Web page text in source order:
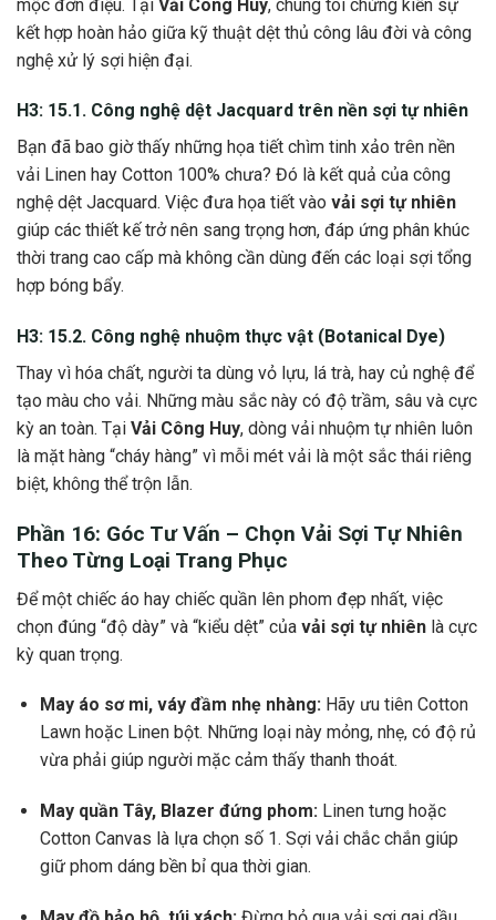
mộc đơn điệu. Tại Vải Công Huy, chúng tôi chứng kiến sự
kết hợp hoàn hảo giữa kỹ thuật dệt thủ công lâu đời và công
nghệ xử lý sợi hiện đại.
H3: 15.1. Công nghệ dệt Jacquard trên nền sợi tự nhiên
Bạn đã bao giờ thấy những họa tiết chìm tinh xảo trên nền
vải Linen hay Cotton 100% chưa? Đó là kết quả của công
nghệ dệt Jacquard. Việc đưa họa tiết vào vải sợi tự nhiên
giúp các thiết kế trở nên sang trọng hơn, đáp ứng phân khúc
thời trang cao cấp mà không cần dùng đến các loại sợi tổng
hợp bóng bẩy.
H3: 15.2. Công nghệ nhuộm thực vật (Botanical Dye)
Thay vì hóa chất, người ta dùng vỏ lựu, lá trà, hay củ nghệ để
tạo màu cho vải. Những màu sắc này có độ trầm, sâu và cực
kỳ an toàn. Tại Vải Công Huy, dòng vải nhuộm tự nhiên luôn
là mặt hàng “cháy hàng” vì mỗi mét vải là một sắc thái riêng
biệt, không thể trộn lẫn.
Phần 16: Góc Tư Vấn – Chọn Vải Sợi Tự Nhiên
Theo Từng Loại Trang Phục
Để một chiếc áo hay chiếc quần lên phom đẹp nhất, việc
chọn đúng “độ dày” và “kiểu dệt” của vải sợi tự nhiên là cực
kỳ quan trọng.
May áo sơ mi, váy đầm nhẹ nhàng:Hãy ưu tiên Cotton
Lawn hoặc Linen bột. Những loại này mỏng, nhẹ, có độ rủ
vừa phải giúp người mặc cảm thấy thanh thoát.
May quần Tây, Blazer đứng phom:Linen tưng hoặc
Cotton Canvas là lựa chọn số 1. Sợi vải chắc chắn giúp
giữ phom dáng bền bỉ qua thời gian.